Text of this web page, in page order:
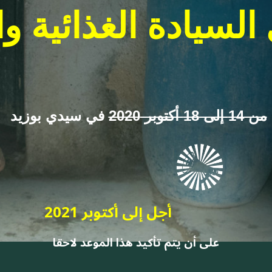
الغذائية
من 14 إلى 18 أكتوبر 2020 في سيدي بوزيد
أجل إلى أكتوبر 2021
على أن يتم تأكيد هذا الموعد لاحقا